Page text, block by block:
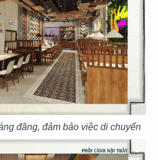
đãng, đảm bảo việc di chuyển
40
BOTEJYU
CN Vincom Quang Trung
42